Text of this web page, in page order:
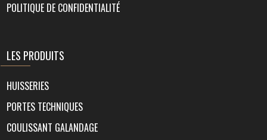
POLITIQUE DE CONFIDENTIALITÉ
LES PRODUITS
HUISSERIES
PORTES TECHNIQUES
COULISSANT GALANDAGE